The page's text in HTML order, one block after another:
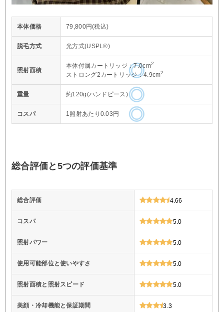
本体価格 79,800円(税込)
脱毛方式 光方式(USPL®)
照射面積
本体付属カートリッジ：7.0cm2
ストロング2カートリッジ：4.9cm2
重量 約120g(ハンドピース)
コスパ 1照射あたり0.03円
総合評価と5つの評価基準
総合評価 4.66
コスパ 5.0
照射パワー 5.0
使用可能部位と使いやすさ 5.0
照射面積と照射スピード 5.0
美顔・冷却機能と保証期間 3.3